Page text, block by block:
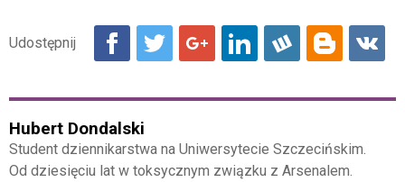
Hubert Dondalski
Student dziennikarstwa na Uniwersytecie Szczecińskim.
Od dziesięciu lat w toksycznym związku z Arsenalem.